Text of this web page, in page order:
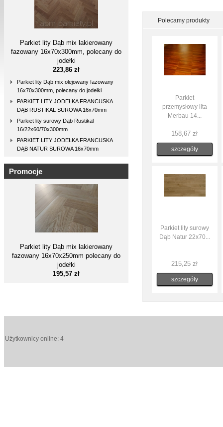
Parkiet lity Dąb mix lakierowany
fazowany 16x70x300mm, polecany do
jodełki
223,86 zł
Parkiet lity Dąb mix olejowany fazowany
16x70x300mm, polecany do jodełki
PARKIET LITY JODEŁKA FRANCUSKA
DĄB RUSTIKAL SUROWA 16x70mm
Parkiet lity surowy Dąb Rustikal
16/22x60/70x300mm
PARKIET LITY JODEŁKA FRANCUSKA
DĄB NATUR SUROWA 16x70mm
Promocje
Parkiet lity Dąb mix lakierowany
fazowany 16x70x250mm polecany do
jodełki
195,57 zł
Polecamy produkty
Parkiet
przemysłowy lita
Merbau 14...
158,67 zł
szczegóły
Parkiet lity surowy
Dąb Natur 22x70...
215,25 zł
szczegóły
Użytkownicy online: 4